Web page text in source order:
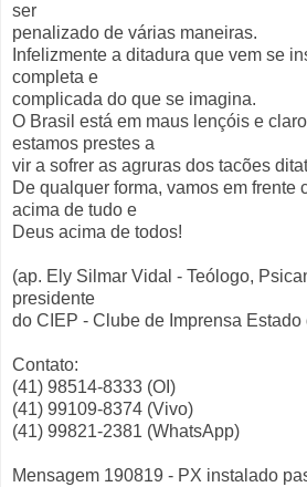
ser
penalizado de várias maneiras.
Infelizmente a ditadura que vem se
completa e
complicada do que se imagina.
O Brasil está em maus lençóis e
estamos prestes a
vir a sofrer as agruras dos tacões
De qualquer forma, vamos em frente
acima de tudo e
Deus acima de todos!
(ap. Ely Silmar Vidal - Teólogo,
presidente
do CIEP - Clube de Imprensa Estado
Contato:
(41) 98514-8333 (OI)
(41) 99109-8374 (Vivo)
(41) 99821-2381 (WhatsApp)
Mensagem 190819 - PX instalado